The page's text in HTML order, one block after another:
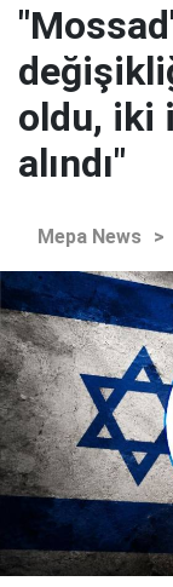
oldu, iki
alındı"
Mepa News >